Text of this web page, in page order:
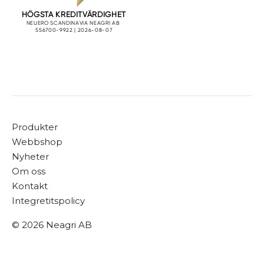
Produkter
Webbshop
Nyheter
Om oss
Kontakt
Integretitspolicy
© 2026 Neagri AB